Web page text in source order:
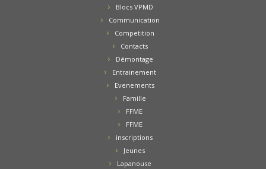
Blocs VPMD
Communication
Competition
Contacts
Démontage
Entrainement
Evenements
Famille
FFME
FFME
inscriptions
Jeunes
Lapanouse